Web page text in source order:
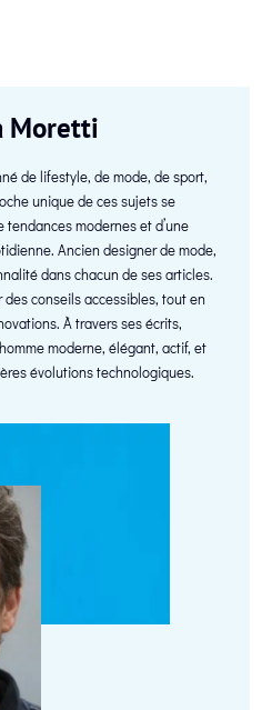
Moretti
de lifestyle, de mode, de sport,
unique de ces sujets se
modernes et d’une
Ancien designer de mode,
dans chacun de ses articles.
conseils accessibles, tout en
À travers ses écrits,
moderne, élégant, actif, et
évolutions technologiques.